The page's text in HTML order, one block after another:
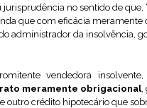
no sentido de que,
que com eficácia meramente
administrador da insolvência,
vendedora
meramente obrigacional,
outro crédito hipotecário que